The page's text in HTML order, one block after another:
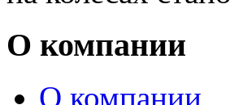
О компании
О компании